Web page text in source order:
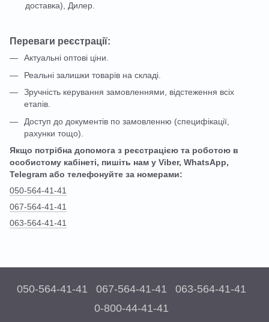
доставка), Дилер.
Переваги реєстрації:
Актуальні оптові ціни.
Реальні залишки товарів на складі.
Зручність керування замовленнями, відстеження всіх
етапів.
Доступ до документів по замовленню (специфікації,
рахунки тощо).
Якщо потрібна допомога з реєстрацією та роботою в
особистому кабінеті, пишіть нам у Viber, WhatsApp,
Telegram або телефонуйте за номерами:
050-564-41-41
067-564-41-41
063-564-41-41
050-564-41-41 067-564-41-41
063-564-41-41
0-800-44-41-41